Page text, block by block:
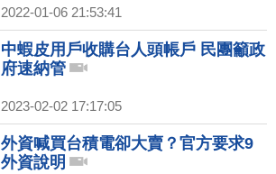
2022-01-06 21:53:41
中蝦皮用戶收購台人頭帳戶 民團籲政
府速納管
2023-02-02 17:17:05
外資喊買台積電卻大賣？官方要求9
外資說明